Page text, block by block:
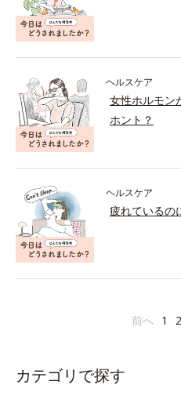
ヘルスケア
女性ホルモン
ホント？
ヘルスケア
疲れているの
前へ 1 2
カテゴリで探す